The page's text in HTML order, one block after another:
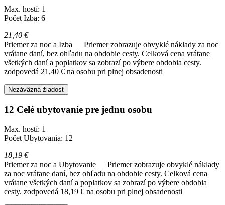
Max. hostí: 1
Počet Izba: 6
21,40 €
Priemer za noc a Izba
Priemer zobrazuje obvyklé náklady za noc
vrátane daní, bez ohľadu na obdobie cesty. Celková cena vrátane
všetkých daní a poplatkov sa zobrazí po výbere obdobia cesty.
zodpovedá 21,40 € na osobu pri plnej obsadenosti
Nezáväzná žiadosť
12 Celé ubytovanie pre jednu osobu
Max. hostí: 1
Počet Ubytovania: 12
18,19 €
Priemer za noc a Ubytovanie
Priemer zobrazuje obvyklé náklady
za noc vrátane daní, bez ohľadu na obdobie cesty. Celková cena
vrátane všetkých daní a poplatkov sa zobrazí po výbere obdobia
cesty. zodpovedá 18,19 € na osobu pri plnej obsadenosti